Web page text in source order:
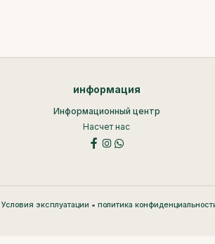
информация
Информационный центр
Насчет нас
Условия эксплуатации •политика